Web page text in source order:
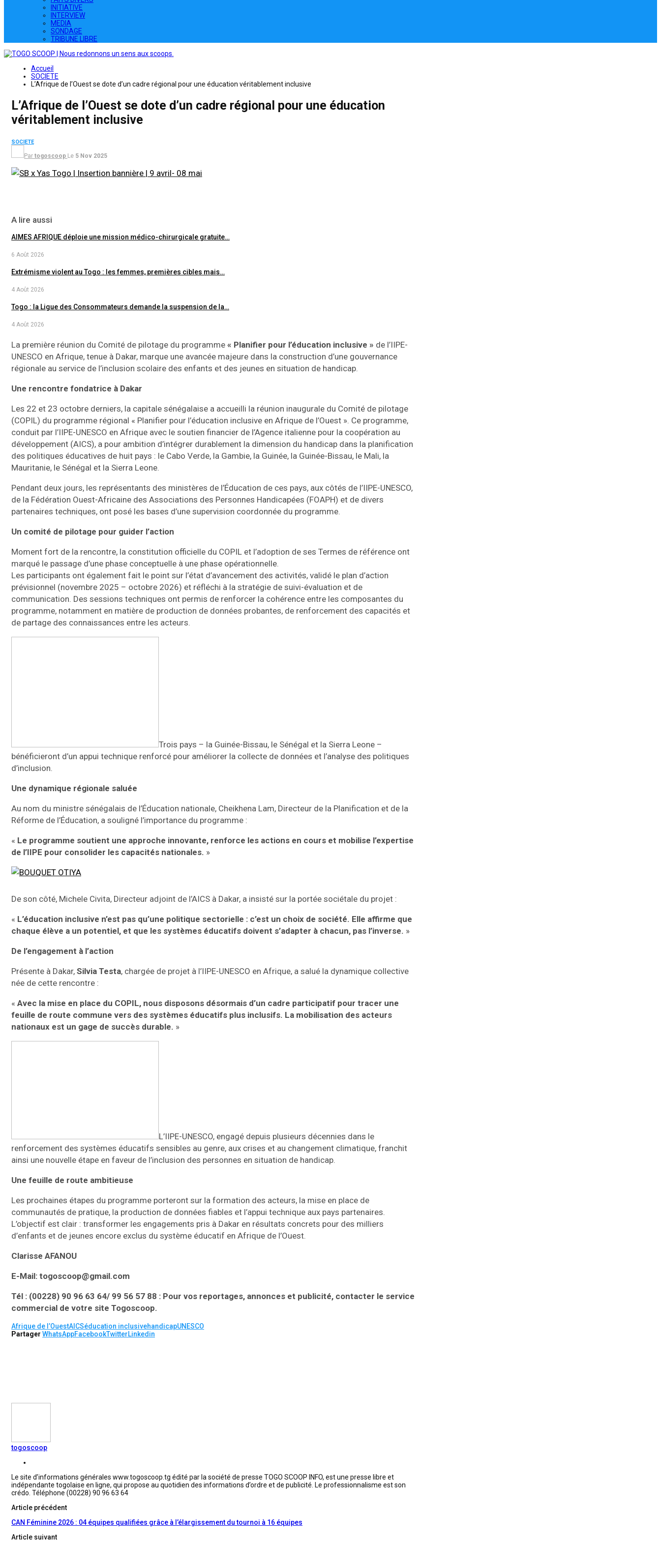
INITIATIVE
INTERVIEW
MEDIA
SONDAGE
TRIBUNE LIBRE
Accueil
SOCIETE
L’Afrique de l’Ouest se dote d’un cadre régional pour une éducation véritablement inclusive
L’Afrique de l’Ouest se dote d’un cadre régional pour une éducation
véritablement inclusive
SOCIETE
Par togoscoop Le 5 Nov 2025
A lire aussi
AIMES AFRIQUE déploie une mission médico-chirurgicale gratuite…
6 Août 2026
Extrémisme violent au Togo : les femmes, premières cibles mais…
4 Août 2026
Togo : la Ligue des Consommateurs demande la suspension de la…
4 Août 2026
La première réunion du Comité de pilotage du programme « Planifier pour l’éducation inclusive » de l’IIPE-
UNESCO en Afrique, tenue à Dakar, marque une avancée majeure dans la construction d’une gouvernance
régionale au service de l’inclusion scolaire des enfants et des jeunes en situation de handicap.
Une rencontre fondatrice à Dakar
Les 22 et 23 octobre derniers, la capitale sénégalaise a accueilli la réunion inaugurale du Comité de pilotage
(COPIL) du programme régional « Planifier pour l’éducation inclusive en Afrique de l’Ouest ». Ce programme,
conduit par l’IIPE-UNESCO en Afrique avec le soutien financier de l’Agence italienne pour la coopération au
développement (AICS), a pour ambition d’intégrer durablement la dimension du handicap dans la planification
des politiques éducatives de huit pays : le Cabo Verde, la Gambie, la Guinée, la Guinée-Bissau, le Mali, la
Mauritanie, le Sénégal et la Sierra Leone.
Pendant deux jours, les représentants des ministères de l’Éducation de ces pays, aux côtés de l’IIPE-UNESCO,
de la Fédération Ouest-Africaine des Associations des Personnes Handicapées (FOAPH) et de divers
partenaires techniques, ont posé les bases d’une supervision coordonnée du programme.
Un comité de pilotage pour guider l’action
Moment fort de la rencontre, la constitution officielle du COPIL et l’adoption de ses Termes de référence ont
marqué le passage d’une phase conceptuelle à une phase opérationnelle.
Les participants ont également fait le point sur l’état d’avancement des activités, validé le plan d’action
prévisionnel (novembre 2025 – octobre 2026) et réfléchi à la stratégie de suivi-évaluation et de
communication. Des sessions techniques ont permis de renforcer la cohérence entre les composantes du
programme, notamment en matière de production de données probantes, de renforcement des capacités et
de partage des connaissances entre les acteurs.
Trois pays – la Guinée-Bissau, le Sénégal et la Sierra Leone –
bénéficieront d’un appui technique renforcé pour améliorer la collecte de données et l’analyse des politiques
d’inclusion.
Une dynamique régionale saluée
Au nom du ministre sénégalais de l’Éducation nationale, Cheikhena Lam, Directeur de la Planification et de la
Réforme de l’Éducation, a souligné l’importance du programme :
« Le programme soutient une approche innovante, renforce les actions en cours et mobilise l’expertise
de l’IIPE pour consolider les capacités nationales. »
De son côté, Michele Civita, Directeur adjoint de l’AICS à Dakar, a insisté sur la portée sociétale du projet :
« L’éducation inclusive n’est pas qu’une politique sectorielle : c’est un choix de société. Elle affirme que
chaque élève a un potentiel, et que les systèmes éducatifs doivent s’adapter à chacun, pas l’inverse. »
De l’engagement à l’action
Présente à Dakar, Silvia Testa, chargée de projet à l’IIPE-UNESCO en Afrique, a salué la dynamique collective
née de cette rencontre :
« Avec la mise en place du COPIL, nous disposons désormais d’un cadre participatif pour tracer une
feuille de route commune vers des systèmes éducatifs plus inclusifs. La mobilisation des acteurs
nationaux est un gage de succès durable. »
L’IIPE-UNESCO, engagé depuis plusieurs décennies dans le
renforcement des systèmes éducatifs sensibles au genre, aux crises et au changement climatique, franchit
ainsi une nouvelle étape en faveur de l’inclusion des personnes en situation de handicap.
Une feuille de route ambitieuse
Les prochaines étapes du programme porteront sur la formation des acteurs, la mise en place de
communautés de pratique, la production de données fiables et l’appui technique aux pays partenaires.
L’objectif est clair : transformer les engagements pris à Dakar en résultats concrets pour des milliers
d’enfants et de jeunes encore exclus du système éducatif en Afrique de l’Ouest.
Clarisse AFANOU
E-Mail: togoscoop@gmail.com
Tél : (00228) 90 96 63 64/ 99 56 57 88 : Pour vos reportages, annonces et publicité, contacter le service
commercial de votre site Togoscoop.
Afrique de l’OuestAICSéducation inclusivehandicapUNESCO
Partager WhatsAppFacebookTwitterLinkedin
togoscoop
Le site d’informations générales www.togoscoop.tg édité par la société de presse TOGO SCOOP INFO, est une presse libre et
indépendante togolaise en ligne, qui propose au quotidien des informations d’ordre et de publicité. Le professionnalisme est son
crédo. Téléphone (00228) 90 96 63 64
Article précédent
CAN Féminine 2026 : 04 équipes qualifiées grâce à l’élargissement du tournoi à 16 équipes
Article suivant